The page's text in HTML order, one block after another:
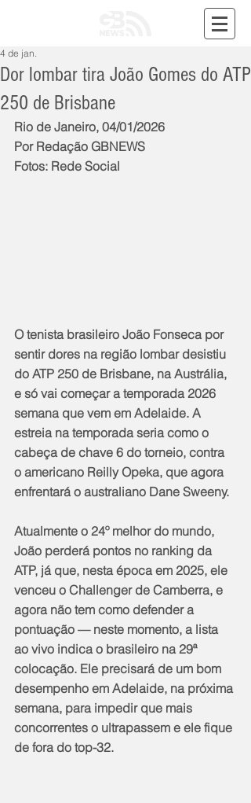
Dor lombar tira João Gomes do ATP
250 de Brisbane
4 de jan.
Rio de Janeiro, 04/01/2026
Por Redação GBNEWS
Fotos: Rede Social
O tenista brasileiro João Fonseca por
sentir dores na região lombar desistiu
do ATP 250 de Brisbane, na Austrália,
e só vai começar a temporada 2026
semana que vem em Adelaide. A
estreia na temporada seria como o
cabeça de chave 6 do torneio, contra
o americano Reilly Opeka, que agora
enfrentará o australiano Dane Sweeny.
Atualmente o 24º melhor do mundo,
João perderá pontos no ranking da
ATP, já que, nesta época em 2025, ele
venceu o Challenger de Camberra, e
agora não tem como defender a
pontuação — neste momento, a lista
ao vivo indica o brasileiro na 29ª
colocação. Ele precisará de um bom
desempenho em Adelaide, na próxima
semana, para impedir que mais
concorrentes o ultrapassem e ele fique
de fora do top-32.